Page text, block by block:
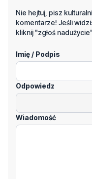
Nie hejtuj, pisz
komentarze! Jeśli
kliknij "zgłoś
Imię / Podpis
Odpowiedz
Wiadomość